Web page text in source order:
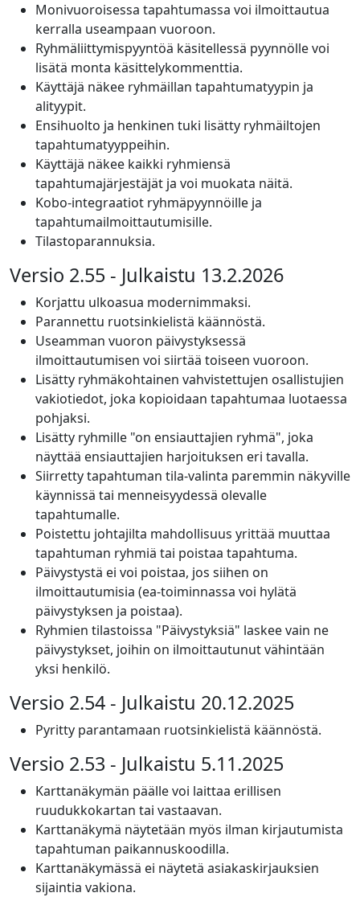
Monivuoroisessa tapahtumassa voi ilmoittautua
kerralla useampaan vuoroon.
Ryhmäliittymispyyntöä käsitellessä pyynnölle voi
lisätä monta käsittelykommenttia.
Käyttäjä näkee ryhmäillan tapahtumatyypin ja
alityypit.
Ensihuolto ja henkinen tuki lisätty ryhmäiltojen
tapahtumatyyppeihin.
Käyttäjä näkee kaikki ryhmiensä
tapahtumajärjestäjät ja voi muokata näitä.
Kobo-integraatiot ryhmäpyynnöille ja
tapahtumailmoittautumisille.
Tilastoparannuksia.
Versio 2.55 - Julkaistu 13.2.2026
Korjattu ulkoasua modernimmaksi.
Parannettu ruotsinkielistä käännöstä.
Useamman vuoron päivystyksessä
ilmoittautumisen voi siirtää toiseen vuoroon.
Lisätty ryhmäkohtainen vahvistettujen osallistujien
vakiotiedot, joka kopioidaan tapahtumaa luotaessa
pohjaksi.
Lisätty ryhmille "on ensiauttajien ryhmä", joka
näyttää ensiauttajien harjoituksen eri tavalla.
Siirretty tapahtuman tila-valinta paremmin näkyville
käynnissä tai menneisyydessä olevalle
tapahtumalle.
Poistettu johtajilta mahdollisuus yrittää muuttaa
tapahtuman ryhmiä tai poistaa tapahtuma.
Päivystystä ei voi poistaa, jos siihen on
ilmoittautumisia (ea-toiminnassa voi hylätä
päivystyksen ja poistaa).
Ryhmien tilastoissa "Päivystyksiä" laskee vain ne
päivystykset, joihin on ilmoittautunut vähintään
yksi henkilö.
Versio 2.54 - Julkaistu 20.12.2025
Pyritty parantamaan ruotsinkielistä käännöstä.
Versio 2.53 - Julkaistu 5.11.2025
Karttanäkymän päälle voi laittaa erillisen
ruudukkokartan tai vastaavan.
Karttanäkymä näytetään myös ilman kirjautumista
tapahtuman paikannuskoodilla.
Karttanäkymässä ei näytetä asiakaskirjauksien
sijaintia vakiona.